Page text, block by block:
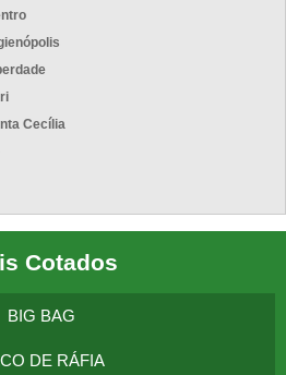
Cecília
Cotados
BIG BAG
DE RÁFIA